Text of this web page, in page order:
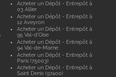
Acheter un Dépôt - Entrepôt à
03 Allier
Acheter un Dépôt - Entrepôt à
12 Aveyron
Acheter un Dépôt - Entrepôt à
95 Val-d'Oise
Acheter un Dépôt - Entrepôt à
94 Val-de-Marne
Acheter un Dépôt - Entrepôt à
Paris (75003)
Acheter un Dépôt - Entrepôt à
Saint Denis (97400)